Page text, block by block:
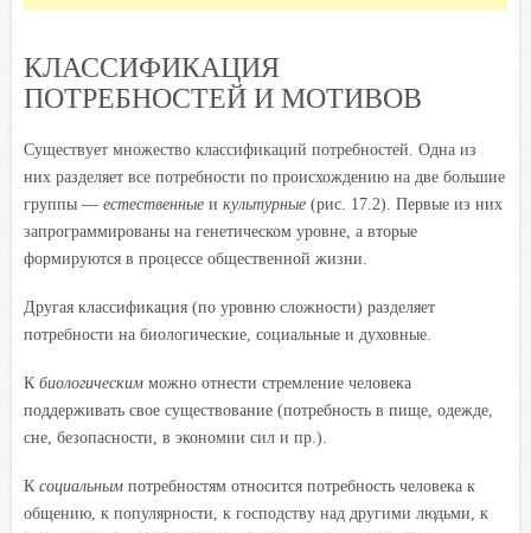
КЛАССИФИКАЦИЯ
ПОТРЕБНОСТЕЙ И МОТИВОВ
Существует множество классификаций потребностей. Одна из
них разделяет все потребности по происхождению на две большие
группы — естественные и культурные (рис. 17.2). Первые из них
запрограммированы на генетическом уровне, а вторые
формируются в процессе общественной жизни.
Другая классификация (по уровню сложности) разделяет
потребности на биологические, социальные и духовные.
К биологическим можно отнести стремление человека
поддерживать свое существование (потребность в пище, одежде,
сне, безопасности, в экономии сил и пр.).
К социальным потребностям относится потребность человека к
общению, к популярности, к господству над другими людьми, к